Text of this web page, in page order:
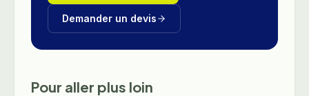
Demander un devis
Pour aller plus loin